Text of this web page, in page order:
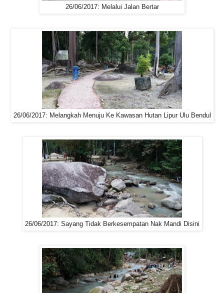
26/06/2017: Melalui Jalan Bertar
26/06/2017: Melangkah Menuju Ke Kawasan Hutan Lipur Ulu Bendul
26/06/2017: Sayang Tidak Berkesempatan Nak Mandi Disini